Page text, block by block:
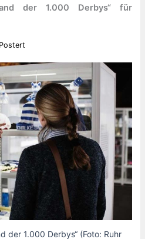
der 1.000 Derbys“ für
der 1.000 Derbys“ (Foto: Ruhr